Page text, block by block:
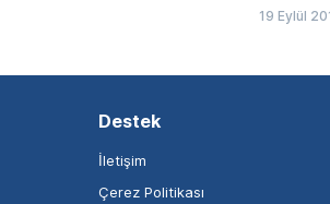
19 Eylül
Destek
İletişim
Çerez Politikası